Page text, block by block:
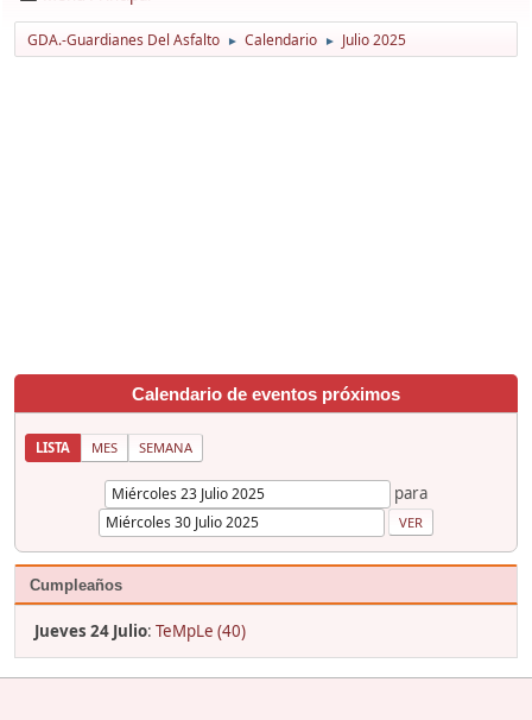
GDA.-Guardianes Del Asfalto ► Calendario ► Julio 2025
Calendario de eventos próximos
LISTA MES SEMANA
para
Cumpleaños
Jueves 24 Julio: TeMpLe (40)